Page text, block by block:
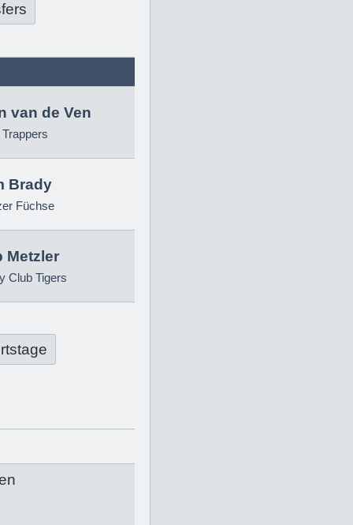
van de Ven
Brady
Füchse
Metzler
Club Tigers